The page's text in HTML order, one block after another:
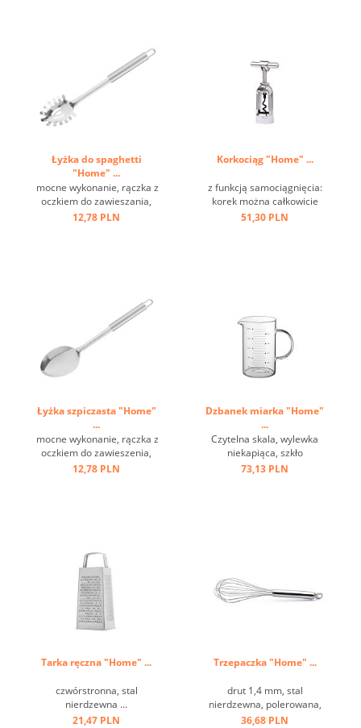
Łyżka do spaghetti
"Home" ...
mocne wykonanie, rączka z
oczkiem do zawieszania,
stal nierdzewna ...
12,78 PLN
Korkociąg "Home" ...
z funkcją samociągnięcia:
korek można całkowicie
usunąć przez obrót, łatwość
51,30 PLN
Łyżka szpiczasta "Home"
...
mocne wykonanie, rączka z
oczkiem do zawieszenia,
stal nierdzewna ...
12,78 PLN
Dzbanek miarka "Home"
...
Czytelna skala, wylewka
niekapiąca, szkło
borokrzemianowe ...
73,13 PLN
Tarka ręczna "Home" ...
czwórstronna, stal
nierdzewna ...
21,47 PLN
Trzepaczka "Home" ...
drut 1,4 mm, stal
nierdzewna, polerowana,
uchwyt z oczkiem ...
36,68 PLN